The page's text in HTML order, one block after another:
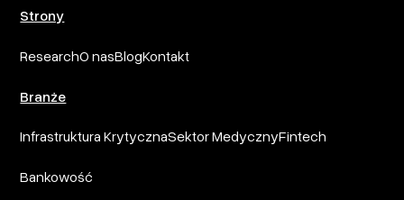
Strony
ResearchO nasBlogKontakt
Branże
Infrastruktura KrytycznaSektor MedycznyFintech
Bankowość